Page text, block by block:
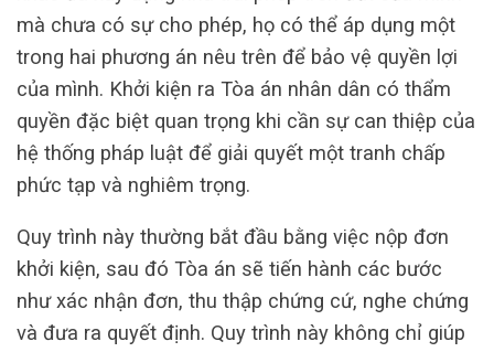
mà chưa có sự cho phép, họ có thể áp dụng một
trong hai phương án nêu trên để bảo vệ quyền lợi
của mình. Khởi kiện ra Tòa án nhân dân có thẩm
quyền đặc biệt quan trọng khi cần sự can thiệp của
hệ thống pháp luật để giải quyết một tranh chấp
phức tạp và nghiêm trọng.
Quy trình này thường bắt đầu bằng việc nộp đơn
khởi kiện, sau đó Tòa án sẽ tiến hành các bước
như xác nhận đơn, thu thập chứng cứ, nghe chứng
và đưa ra quyết định. Quy trình này không chỉ giúp